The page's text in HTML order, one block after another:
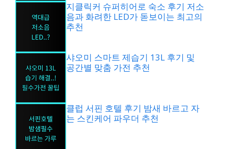
지클릭커 슈퍼히어로 숙소 후기 저소
음과 화려한 LED가 돋보이는 최고의
추천
샤오미 스마트 제습기 13L 후기 및
공간별 맞춤 가전 추천
클럽 서핀 호텔 후기 밤새 바르고 자
는 스킨케어 파우더 추천